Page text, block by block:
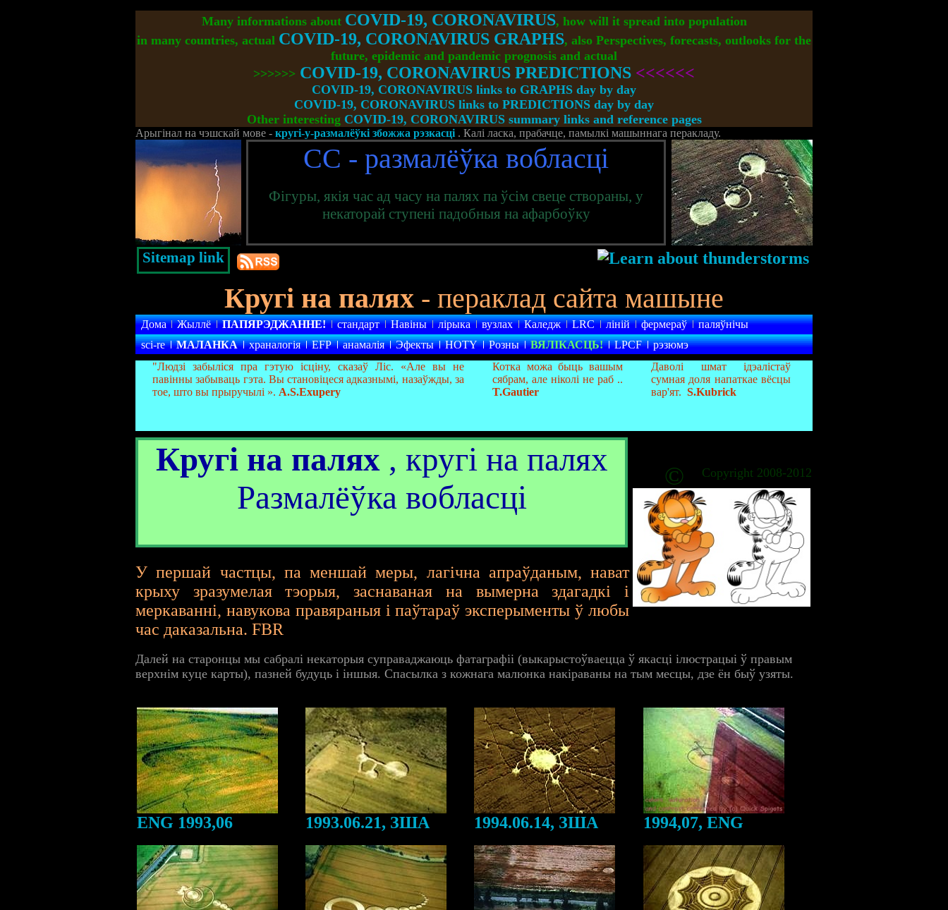
Many informations about COVID-19, CORONAVIRUS, how will it spread into population
in many countries, actual COVID-19, CORONAVIRUS GRAPHS, also Perspectives, forecasts, outlooks for the
future, epidemic and pandemic prognosis and actual
>>>>>> COVID-19, CORONAVIRUS PREDICTIONS <<<<<<
COVID-19, CORONAVIRUS links to GRAPHS day by day
COVID-19, CORONAVIRUS links to PREDICTIONS day by day
Other interesting COVID-19, CORONAVIRUS summary links and reference pages
Арыгінал на чэшскай мове - кругі-у-размалёўкі збожжа рэзкасці . Калі ласка, прабачце, памылкі машыннага перакладу.
CC - размалёўка вобласці
Фігуры, якія час ад часу на палях па ўсім свеце створаны, у
некаторай ступені падобныя на афарбоўку
Sitemap link
Кругі на палях - пераклад сайта машыне
Дома
sci-re
МАЛАНКА храналогія EFP анамалія Эфекты HOTY Розны ВЯЛІКАСЦЬ! LPCF рэзюмэ
Жыллё ПАПЯРЭДЖАННЕ! стандарт Навіны лірыка вузлах Каледж LRC ліній фермераў паляўнічы
"Людзі забыліся пра гэтую ісціну, сказаў Ліс. «Але вы не
павінны забываць гэта. Вы становіцеся адказнымі, назаўжды, за
тое, што вы прыручылі ». A.S.Exupery
Котка можа быць вашым
сябрам, але ніколі не раб ..
T.Gautier
Даволі шмат ідэалістаў
сумная доля напаткае вёсцы
вар'ят. S.Kubrick
Кругі на палях, кругі на палях
Размалёўка вобласці
© Copyright 2008-2012
У першай частцы, па меншай меры, лагічна апраўданым, нават
крыху зразумелая тэорыя, заснаваная на вымерна здагадкі і
меркаванні, навукова правяраныя і паўтараў эксперыменты ў любы
час даказальна. FBR
Далей на старонцы мы сабралі некаторыя суправаджаюць фатаграфіі (выкарыстоўваецца ў якасці ілюстрацыі ў правым
верхнім куце карты), пазней будуць і іншыя. Спасылка з кожнага малюнка накіраваны на тым месцы, дзе ён быў узяты.
ENG 1993,06 1993.06.21, ЗША 1994.06.14, ЗША 1994,07, ENG